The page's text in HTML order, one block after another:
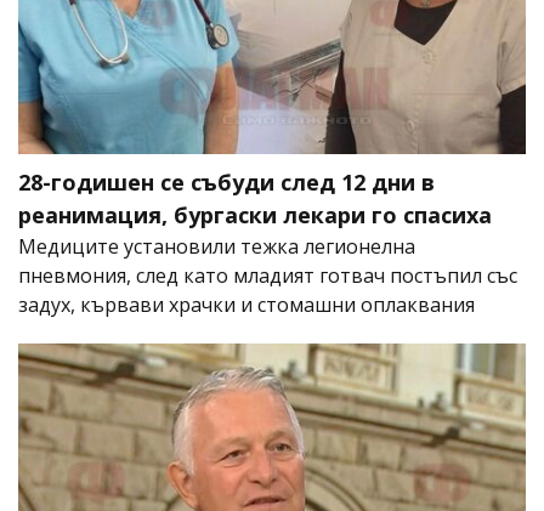
28-годишен се събуди след 12 дни в
реанимация, бургаски лекари го спасиха
Медиците установили тежка легионелна
пневмония, след като младият готвач постъпил със
задух, кървави храчки и стомашни оплаквания